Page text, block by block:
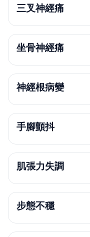
三叉神經痛
坐骨神經痛
神經根病變
手腳顫抖
肌張力失調
步態不穩